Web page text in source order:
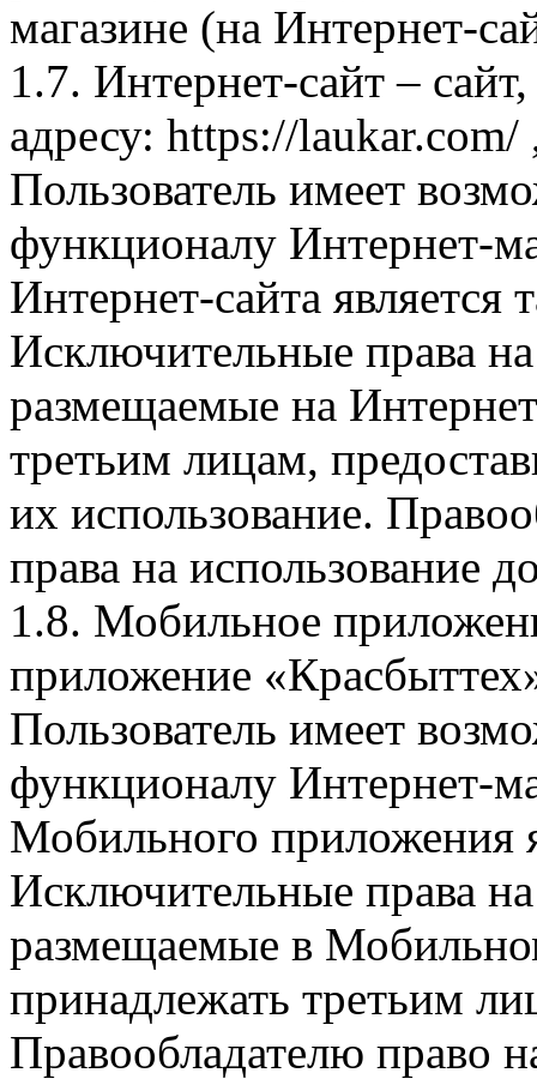
магазине (на Интернет-
1.7. Интернет-сайт –
адресу: https://laukar.com/
Пользователь имеет
функционалу Интернет-
Интернет-сайта
Исключительные права
размещаемые на
третьим лицам,
их использование.
права на использование
1.8. Мобильное
приложение
Пользователь имеет
функционалу Интернет-
Мобильного приложения
Исключительные права
размещаемые в
принадлежать третьим
Правообладателю право